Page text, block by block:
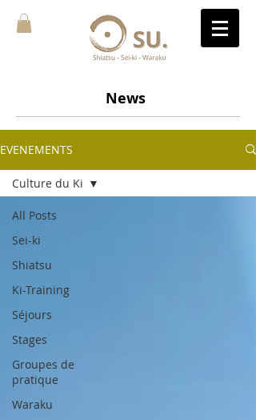
News
EVENEMENTS
All Posts
Sei-ki
Shiatsu
Ki-Training
Séjours
Stages
Groupes de
pratique
Waraku
Culture du Ki